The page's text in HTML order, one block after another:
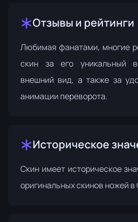
Отзывы и рейтинги
Любимая фанатами, многие
скин за его уникальный
внешний вид, а также за
анимации переворота.
Историческое
Скин имеет историческое
оригинальных скинов ножей в